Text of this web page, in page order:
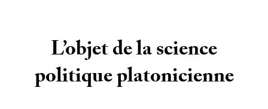
L’objet de la science
politique platonicienne